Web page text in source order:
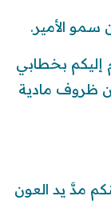
الأمير.
إليكم بخطابي
ظروف مادية
مدَّ يد العون